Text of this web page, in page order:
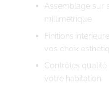
Assemblage sur
millimétrique
Finitions
vos choix
Contrôles
votre habitation